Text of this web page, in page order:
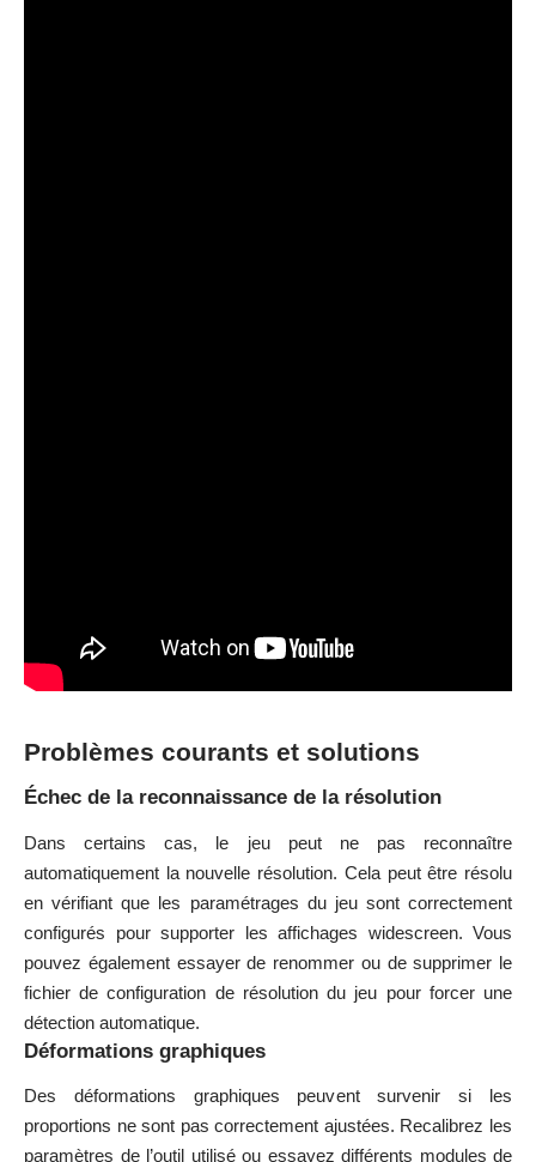
Problèmes courants et solutions
Échec de la reconnaissance de la résolution
Dans certains cas, le jeu peut ne pas reconnaître
automatiquement la nouvelle résolution. Cela peut être résolu
en vérifiant que les paramétrages du jeu sont correctement
configurés pour supporter les affichages widescreen. Vous
pouvez également essayer de renommer ou de supprimer le
fichier de configuration de résolution du jeu pour forcer une
détection automatique.
Déformations graphiques
Des déformations graphiques peuvent survenir si les
proportions ne sont pas correctement ajustées. Recalibrez les
paramètres de l’outil utilisé ou essayez différents modules de